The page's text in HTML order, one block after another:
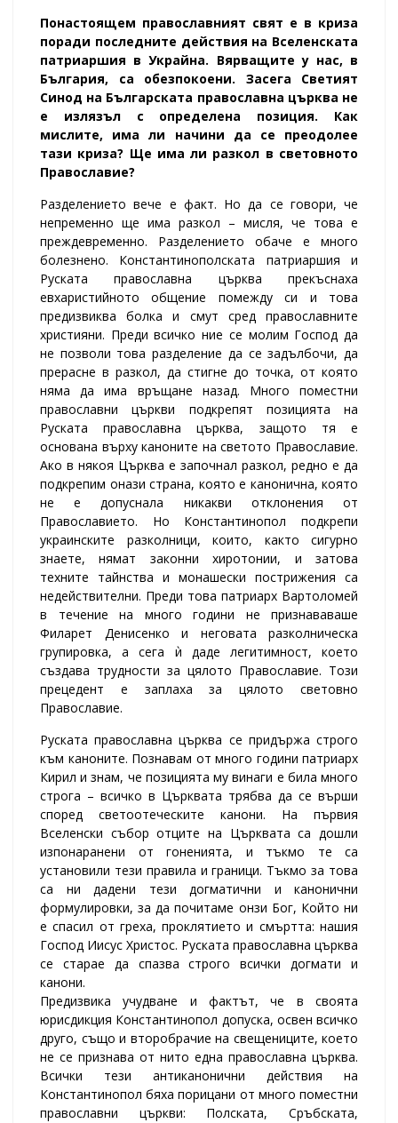
Понастоящем православният свят е в криза
поради последните действия на Вселенската
патриаршия в Украйна. Вярващите у нас, в
България, са обезпокоени. Засега Светият
Синод на Българската православна църква не
е излязъл с определена позиция. Как
мислите, има ли начини да се преодолее
тази криза? Ще има ли разкол в световното
Православие?
Разделението вече е факт. Но да се говори, че
непременно ще има разкол – мисля, че това е
преждевременно. Разделението обаче е много
болезнено. Константинополската патриаршия и
Руската православна църква прекъснаха
евхаристийното общение помежду си и това
предизвиква болка и смут сред православните
християни. Преди всичко ние се молим Господ да
не позволи това разделение да се задълбочи, да
прерасне в разкол, да стигне до точка, от която
няма да има връщане назад. Много поместни
православни църкви подкрепят позицията на
Руската православна църква, защото тя е
основана върху каноните на светото Православие.
Ако в някоя Църква е започнал разкол, редно е да
подкрепим онази страна, която е канонична, която
не е допуснала никакви отклонения от
Православието. Но Константинопол подкрепи
украинските разколници, които, както сигурно
знаете, нямат законни хиротонии, и затова
техните тайнства и монашески пострижения са
недействителни. Преди това патриарх Вартоломей
в течение на много години не признававаше
Филарет Денисенко и неговата разколническа
групировка, а сега ѝ даде легитимност, което
създава трудности за цялото Православие. Този
прецедент е заплаха за цялото световно
Православие.
Руската православна църква се придържа строго
към каноните. Познавам от много години патриарх
Кирил и знам, че позицията му винаги е била много
строга – всичко в Църквата трябва да се върши
според светоотеческите канони. На първия
Вселенски събор отците на Църквата са дошли
изпонаранени от гоненията, и тъкмо те са
установили тези правила и граници. Тъкмо за това
са ни дадени тези догматични и канонични
формулировки, за да почитаме онзи Бог, Който ни
е спасил от греха, проклятието и смъртта: нашия
Господ Иисус Христос. Руската православна църква
се старае да спазва строго всички догмати и
канони.
Предизвика учудване и фактът, че в своята
юрисдикция Константинопол допуска, освен всичко
друго, също и второбрачие на свещениците, което
не се признава от нито една православна църква.
Всички тези антиканонични действия на
Константинопол бяха порицани от много поместни
православни църкви: Полската, Сръбската,